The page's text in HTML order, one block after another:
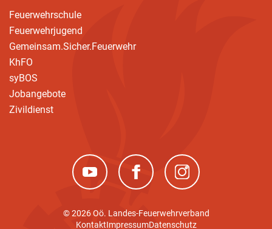
Feuerwehrschule
Feuerwehrjugend
Gemeinsam.Sicher.Feuerwehr
KhFO
syBOS
Jobangebote
Zivildienst
(neues Fenster)(neues Fenster)(neues Fenster)
© 2026 Oö. Landes-Feuerwehrverband
KontaktImpressumDatenschutz